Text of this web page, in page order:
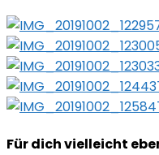
Für dich vielleicht